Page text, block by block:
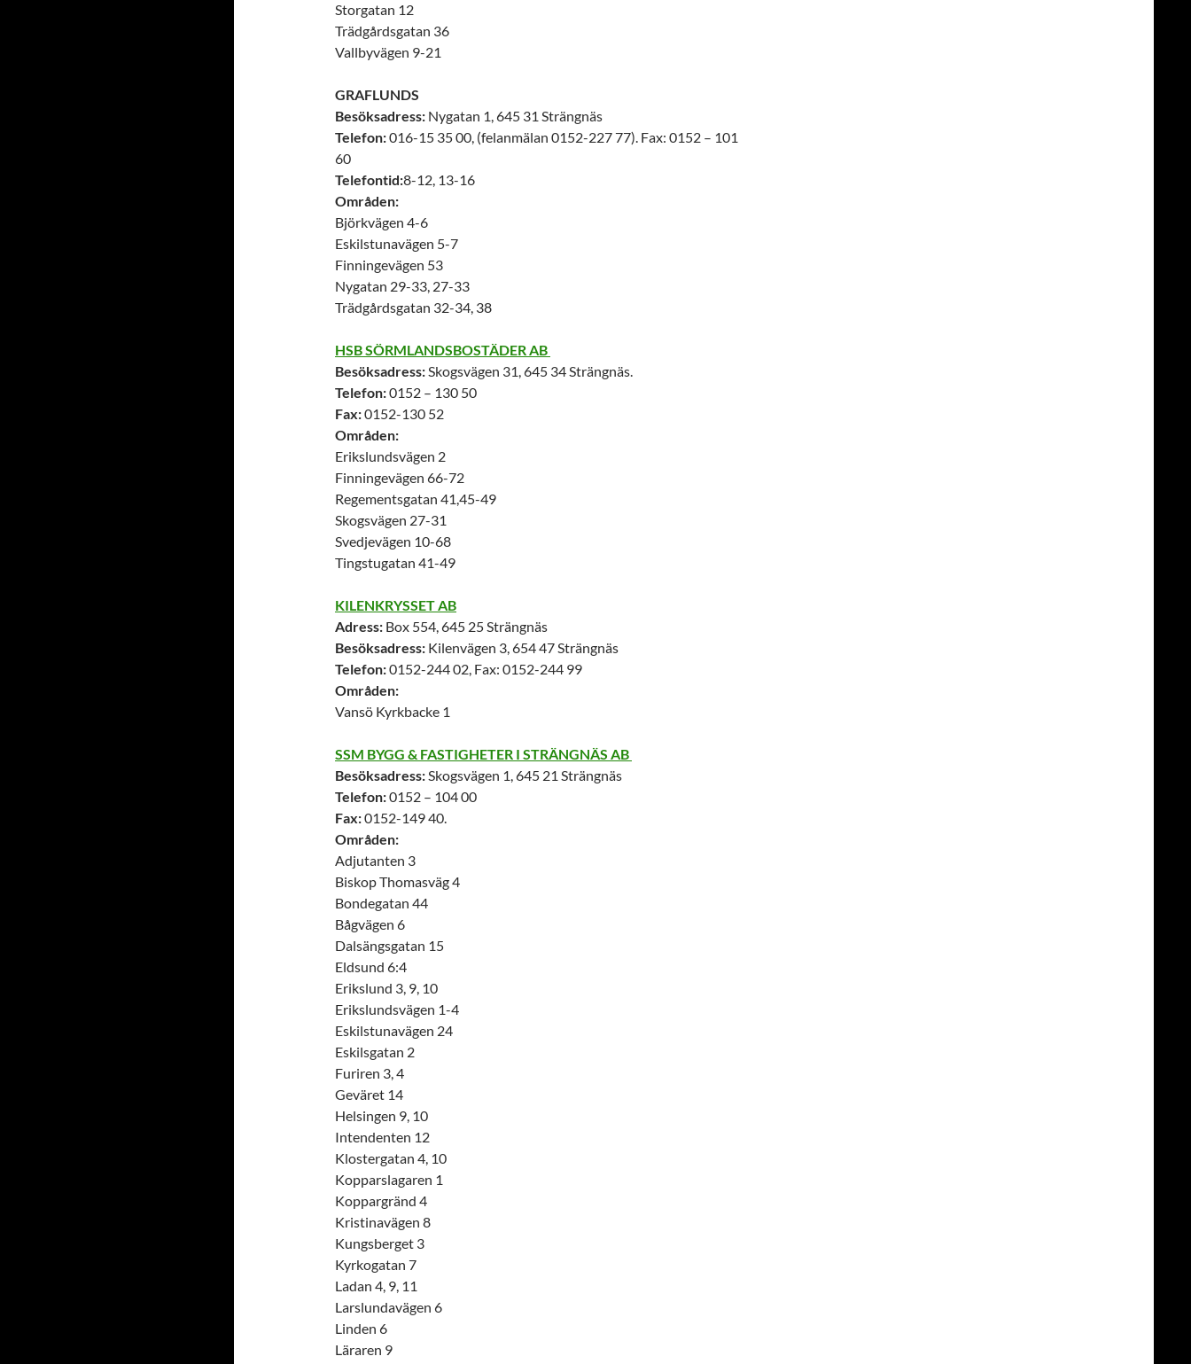
Storgatan 12
Trädgårdsgatan 36
Vallbyvägen 9-21
GRAFLUNDS
Besöksadress: Nygatan 1, 645 31 Strängnäs
Telefon:016-15 35 00, (felanmälan 0152-227 77). Fax: 0152 – 101
60
Telefontid:8-12, 13-16
Områden:
Björkvägen 4-6
Eskilstunavägen 5-7
Finningevägen 53
Nygatan 29-33, 27-33
Trädgårdsgatan 32-34, 38
HSB SÖRMLANDSBOSTÄDER AB
Besöksadress:Skogsvägen 31, 645 34 Strängnäs.
Telefon:0152 – 130 50
Fax:0152-130 52
Områden:
Erikslundsvägen 2
Finningevägen 66-72
Regementsgatan 41,45-49
Skogsvägen 27-31
Svedjevägen 10-68
Tingstugatan 41-49
KILENKRYSSET AB
Adress: Box 554, 645 25 Strängnäs
Besöksadress: Kilenvägen 3, 654 47 Strängnäs
Telefon:0152-244 02, Fax: 0152-244 99
Områden:
Vansö Kyrkbacke 1
SSM BYGG & FASTIGHETER I STRÄNGNÄS AB
Besöksadress:Skogsvägen 1, 645 21 Strängnäs
Telefon:0152 – 104 00
Fax:0152-149 40.
Områden:
Adjutanten 3
Biskop Thomasväg 4
Bondegatan 44
Bågvägen 6
Dalsängsgatan 15
Eldsund 6:4
Erikslund 3, 9, 10
Erikslundsvägen 1-4
Eskilstunavägen 24
Eskilsgatan 2
Furiren 3, 4
Geväret 14
Helsingen 9, 10
Intendenten 12
Klostergatan 4, 10
Kopparslagaren 1
Koppargränd 4
Kristinavägen 8
Kungsberget 3
Kyrkogatan 7
Ladan 4, 9, 11
Larslundavägen 6
Linden 6
Läraren 9